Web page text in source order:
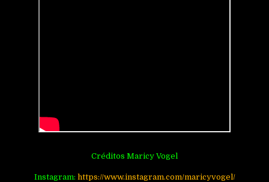
Créditos Maricy Vogel
Instagram: https://www.instagram.com/maricyvogel/